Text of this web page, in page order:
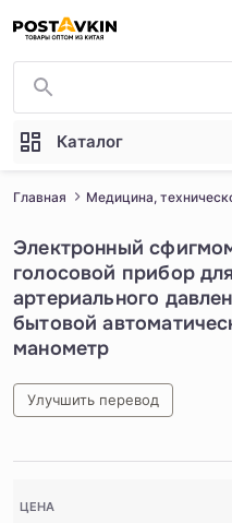
Перейти к основному
Каталог
Главная Медицина,
Электронный
голосовой прибор
артериального
бытовой
манометр
Улучшить перевод
ЦЕНА